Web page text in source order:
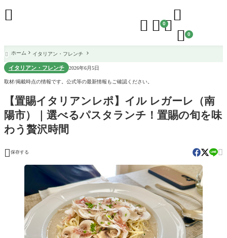
  0

 0

 ホーム イタリアン・フレンチ
イタリアン・フレンチ 2026年6月5日
取材/掲載時点の情報です。公式等の最新情報もご確認ください。
【置賜イタリアンレポ】イル レガーレ（南
陽市）｜選べるパスタランチ！置賜の旬を味
わう贅沢時間
 保存する 